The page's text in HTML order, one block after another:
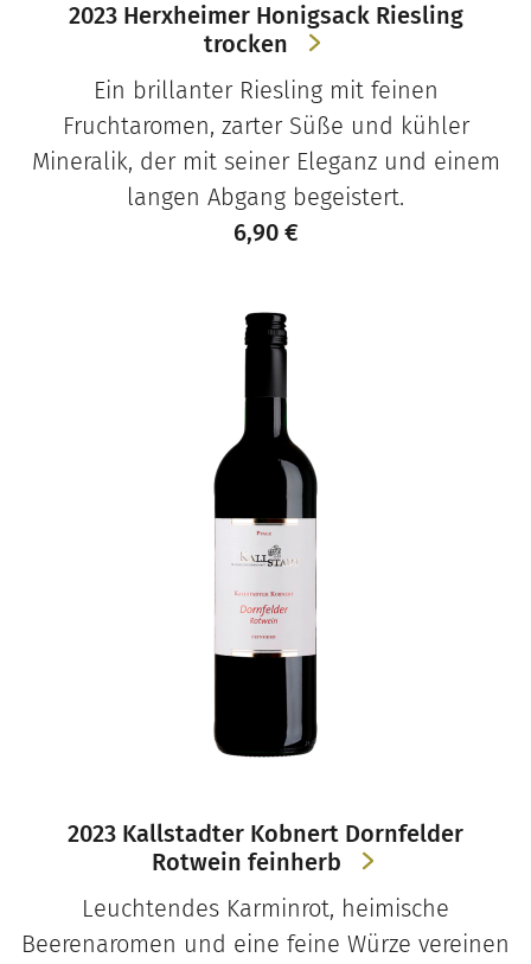
2023 Herxheimer Honigsack Riesling
trocken
Ein brillanter Riesling mit feinen
Fruchtaromen, zarter Süße und kühler
Mineralik, der mit seiner Eleganz und einem
langen Abgang begeistert.
6,90 €
2023 Kallstadter Kobnert Dornfelder
Rotwein feinherb
Leuchtendes Karminrot, heimische
Beerenaromen und eine feine Würze vereinen